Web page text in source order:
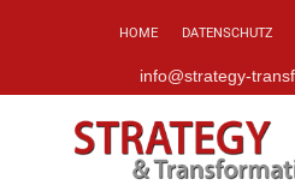
HOME DATENSCHUTZ
info@strategy-